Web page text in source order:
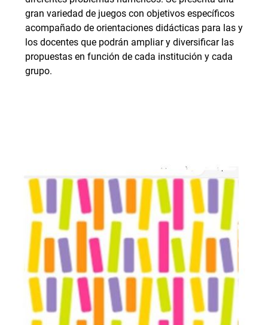
gran variedad de juegos con objetivos específicos
acompañado de orientaciones didácticas para las y
los docentes que podrán ampliar y diversificar las
propuestas en función de cada institución y cada
grupo.